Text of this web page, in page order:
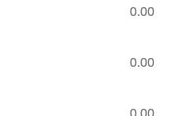
0.00
0.00
0.00